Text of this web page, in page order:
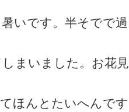
いです。半そでで
まいました。お花
ほんとたいへんで